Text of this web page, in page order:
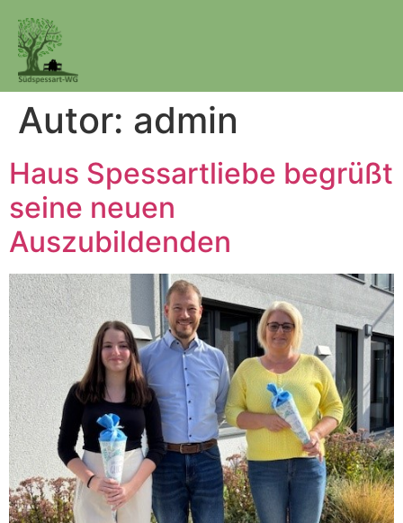
Autor: admin
Haus Spessartliebe begrüßt
seine neuen
Auszubildenden